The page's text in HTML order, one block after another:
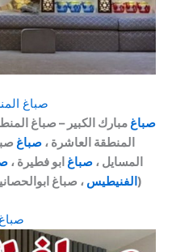
صباغ
صباغ مبارك الكبير – صباغ
المنطقة العاشرة ، صباغ
المسايل ، صباغ ابو فطيرة ،
الفنيطيس ، صباغ ،صباغ صبحان)